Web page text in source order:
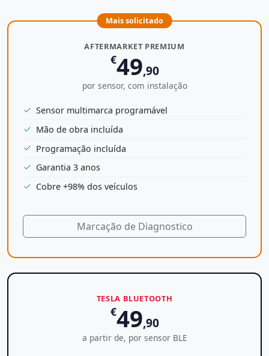
Mais solicitado
AFTERMARKET PREMIUM
€49,90
por sensor, com instalação
Sensor multimarca programável
Mão de obra incluída
Programação incluída
Garantia 3 anos
Cobre +98% dos veículos
Marcação de Diagnostico
TESLA BLUETOOTH
€49,90
a partir de, por sensor BLE